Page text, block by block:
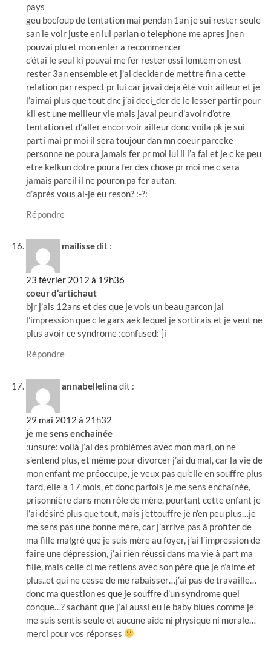
pays
geu bocfoup de tentation mai pendan 1an je sui rester seule
san le voir juste en lui parlan o telephone me apres jnen
pouvai plu et mon enfer a recommencer
c’étai le seul ki pouvai me fer rester ossi lomtem on est
rester 3an ensemble et j’ai decider de mettre fin a cette
relation par respect pr lui car javai deja été voir ailleur et je
l’aimai plus que tout dnc j’ai deci_der de le lesser partir pour
kil est une meilleur vie mais javai peur d’avoir d’otre
tentation et d’aller encor voir ailleur donc voila pk je sui
parti mai pr moi il sera toujour dan mn coeur parceke
personne ne poura jamais fer pr moi lui il l’a fai et je c ke peu
etre kelkun dotre poura fer des chose pr moi me c sera
jamais pareil il ne pouron pa fer autan.
d’après vous ai-je eu reson? :-?:
Répondre
mailissedit :
23 février 2012 à 19h36
coeur d’artichaut
bjr j’ais 12ans et des que je vois un beau garcon jai
l’impression que c le gars aek lequel je sortirais et je veut ne
plus avoir ce syndrome :confused: [i
Répondre
annabellelina dit :
29 mai 2012 à 21h32
je me sens enchainée
:unsure: voilà j’ai des problèmes avec mon mari, on ne
s’entend plus, et même pour divorcer j’ai du mal, car la vie de
mon enfant me préoccupe, je veux pas qu’elle en souffre plus
tard, elle a 17 mois, et donc parfois je me sens enchaînée,
prisonnière dans mon rôle de mère, pourtant cette enfant je
l’ai désiré plus que tout, mais j’ettouffre je n’en peu plus…je
me sens pas une bonne mère, car j’arrive pas à profiter de
ma fille malgré que je suis mère au foyer, j’ai l’impression de
faire une dépression, j’ai rien réussi dans ma vie à part ma
fille, mais celle ci me retiens avec son père que je n’aime et
plus..et qui ne cesse de me rabaisser…j’ai pas de travaille…
donc ma question es que je souffre d’un syndrome quel
conque…? sachant que j’ai aussi eu le baby blues comme je
me suis sentis seule et aucune aide ni physique ni morale…
merci pour vos réponses